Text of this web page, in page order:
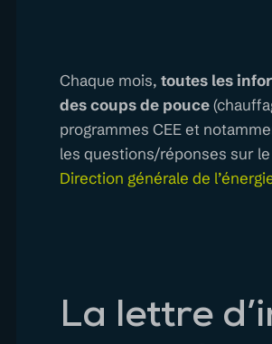
Chaque mois,toutes les
des coups de pouce
programmes CEE et
les questions/réponses sur
Direction générale de
La lettre